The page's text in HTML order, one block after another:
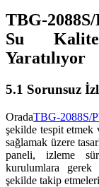
TBG-
Su
Yaratılıyor
5.1 Sorunsuz
OradaTBG-2088S/
şekilde tespit
sağlamak üzere
paneli, izleme
kurulumlara gerek
şekilde takip